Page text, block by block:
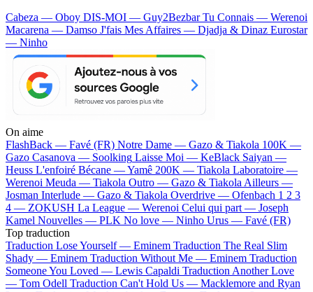
Cabeza — Oboy DIS-MOI — Guy2BezbarTu Connais — Werenoi
Macarena — Damso J'fais Mes Affaires — Djadja & Dinaz Eurostar
— Ninho
On aime
FlashBack — Favé (FR) Notre Dame — Gazo & Tiakola 100K —
Gazo Casanova — Soolking Laisse Moi — KeBlack Saiyan —
Heuss L'enfoiré Bécane —Yamê 200K — Tiakola Laboratoire —
Werenoi Meuda — Tiakola Outro — Gazo & Tiakola Ailleurs —
Josman Interlude — Gazo & Tiakola Overdrive — Ofenbach 1 2 3
4 — ZOKUSH La League — Werenoi Celui qui part — Joseph
Kamel Nouvelles — PLK No love — Ninho Urus — Favé (FR)
Top traduction
Traduction Lose Yourself — Eminem Traduction The Real Slim
Shady — Eminem Traduction Without Me — Eminem Traduction
Someone You Loved — Lewis Capaldi Traduction Another Love
— Tom Odell Traduction Can't Hold Us — Macklemore and Ryan